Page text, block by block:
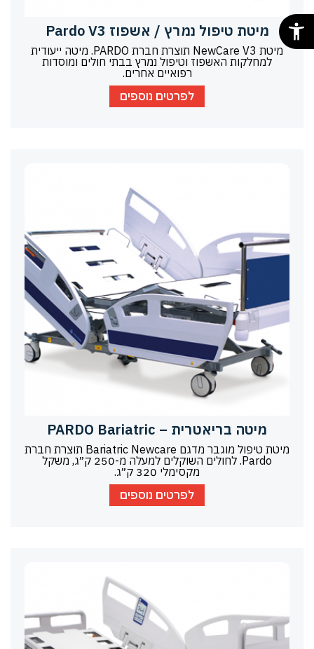
מיטת טיפול נמרץ / אשפוז Pardo V3
מיטת NewCare V3 תוצרת חברת PARDO. מיטה ייעודית
למחלקות האשפוז וטיפול נמרץ בבתי חולים ומוסדות
רפואיים אחרים.
לפרטים נוספים
מיטה בריאטרית – PARDO Bariatric
מיטת טיפול מוגבר מדגם Bariatric Newcare תוצרת חברת
Pardo. לחולים השוקלים למעלה מ-250 ק״ג, משקל
מקסימלי 320 ק״ג.
לפרטים נוספים